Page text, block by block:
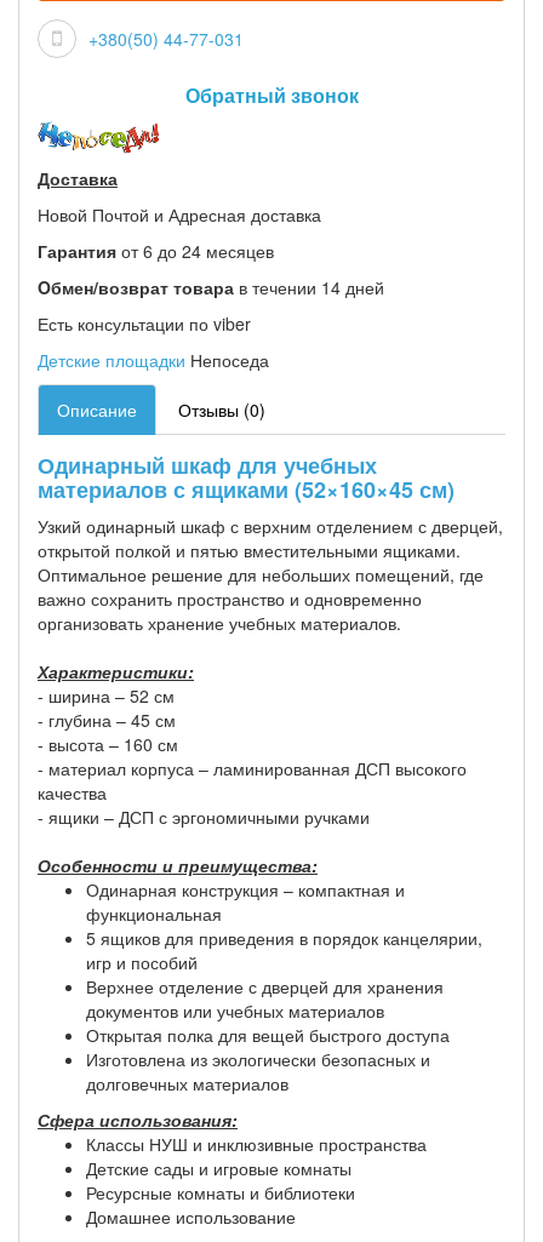
+380(50) 44-77-031
Обратный звонок
Доставка
Новой Почтой и Адресная доставка
Гарантия от 6 до 24 месяцев
Oбмен/возврат товара в течении 14 дней
Есть консультации по viber
Детские площадки Непоседа
Описание Отзывы (0)
Одинарный шкаф для учебных
материалов с ящиками (52×160×45 см)
Узкий одинарный шкаф с верхним отделением с дверцей,
открытой полкой и пятью вместительными ящиками.
Оптимальное решение для небольших помещений, где
важно сохранить пространство и одновременно
организовать хранение учебных материалов.
Характеристики:
- ширина – 52 см
- глубина – 45 см
- высота – 160 см
- материал корпуса – ламинированная ДСП высокого
качества
- ящики – ДСП с эргономичными ручками
Особенности и преимущества:
Одинарная конструкция – компактная и
функциональная
5 ящиков для приведения в порядок канцелярии,
игр и пособий
Верхнее отделение с дверцей для хранения
документов или учебных материалов
Открытая полка для вещей быстрого доступа
Изготовлена ​​из экологически безопасных и
долговечных материалов
Сфера использования:
Классы НУШ и инклюзивные пространства
Детские сады и игровые комнаты
Ресурсные комнаты и библиотеки
Домашнее использование